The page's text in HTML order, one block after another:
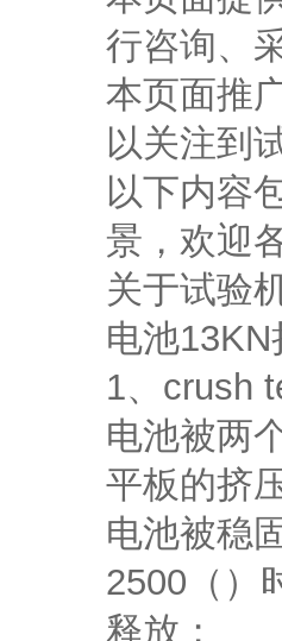
行咨询、
本页面推
以关注到
以下内容
景，欢迎
关于试验
电池
1、crush
电池被两
平板的挤
电池被稳
2500（）
释放；